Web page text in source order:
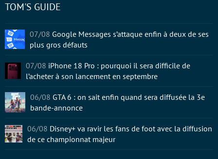
TOM'S GUIDE
07/08 Google Messages s’attaque enfin à deux de ses
plus gros défauts
07/08 iPhone 18 Pro : pourquoi il sera difficile de
l’acheter à son lancement en septembre
06/08 GTA 6 : on sait enfin quand sera diffusée la 3e
bande-annonce
06/08 Disney+ va ravir les fans de foot avec la diffusion
de ce championnat majeur